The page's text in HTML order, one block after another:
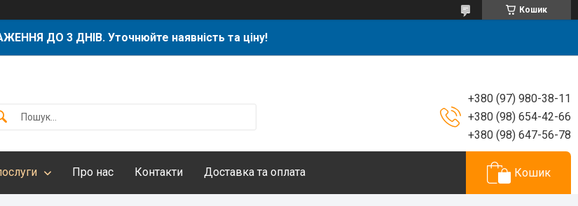
Кошик
ДО 3 ДНІВ. Уточнюйте наявність та ціну!
+380 (97) 980-38-11
+380 (98) 654-42-66
+380 (98) 647-56-78
Про нас Контакти Доставка та оплата Кошик